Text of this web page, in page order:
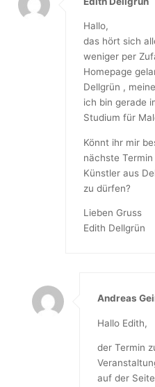
Hallo,
das hört sich
weniger per
Homepage
Dellgrün ,
ich bin gerade
Studium für
Könnt ihr mir
nächste
Künstler aus
zu dürfen?
Lieben Gruss
Edith Dellgrün
Andreas
Hallo Edith,
der Termin
auf der